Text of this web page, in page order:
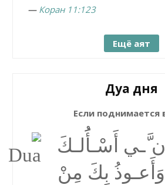
— Коран 11:123
Ещё аят
Дуа дня
Если поднимается
َّـي أَسْـأَُلـكَ
وَأَعـوذُ بِكَ مِنْ